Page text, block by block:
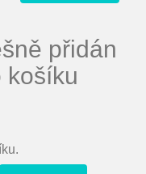
přidán
košíku